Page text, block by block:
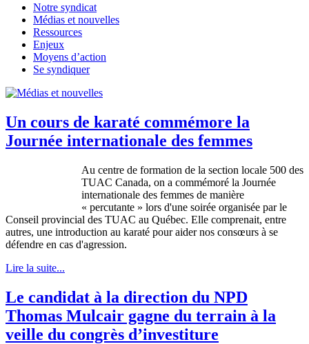
Notre syndicat
Médias et nouvelles
Ressources
Enjeux
Moyens d’action
Se syndiquer
Un cours de karaté commémore la
Journée internationale des femmes
Au centre de formation de la section locale 500 des
TUAC Canada, on a commémoré la Journée
internationale des femmes de manière
« percutante » lors d'une soirée organisée par le
Conseil provincial des TUAC au Québec. Elle comprenait, entre
autres, une introduction au karaté pour aider nos consœurs à se
défendre en cas d'agression.
Lire la suite...
Le candidat à la direction du NPD
Thomas Mulcair gagne du terrain à la
veille du congrès d’investiture